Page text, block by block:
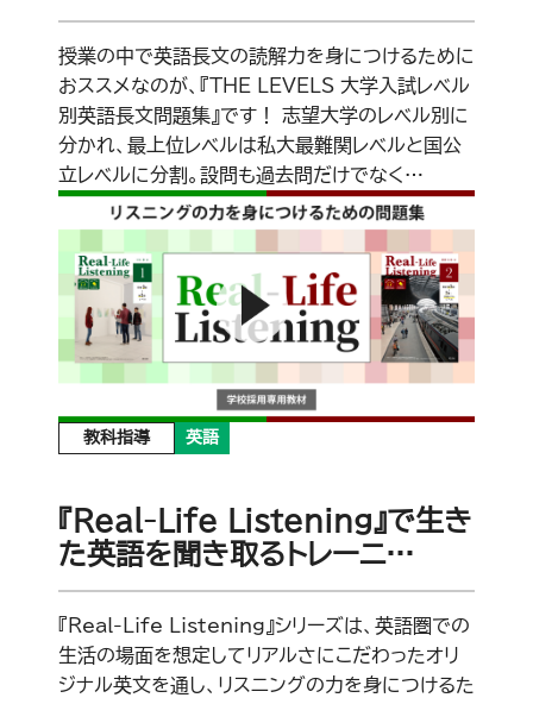
授業の中で英語長文の読解力を身につけるために
おススメなのが、『THE LEVELS 大学入試レベル
別英語長文問題集』です！ 志望大学のレベル別に
分かれ、最上位レベルは私大最難関レベルと国公
立レベルに分割。設問も過去問だけでなく…
教科指導 英語
『Real-Life Listening』で生き
た英語を聞き取るトレーニ…
『Real-Life Listening』シリーズは、英語圏での
生活の場面を想定してリアルさにこだわったオリ
ジナル英文を通し、リスニングの力を身につけるた